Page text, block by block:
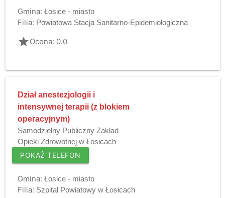
Gmina: Łosice - miasto
Filia: Powiatowa Stacja Sanitarno-Epidemiologiczna
gradeOcena: 0.0
Dział anestezjologii i
intensywnej terapii (z blokiem
operacyjnym)
Samodzielny Publiczny Zakład
Opieki Zdrowotnej w Łosicach
POKAŻ TELEFON
Gmina: Łosice - miasto
Filia: Szpital Powiatowy w Łosicach